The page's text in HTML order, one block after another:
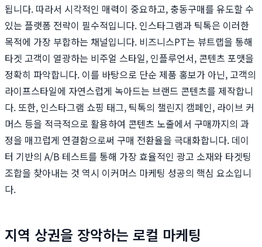
됩니다. 따라서 시각적인 매력이 중요하고, 충동구매를 유도할 수
있는 플랫폼 전략이 필수적입니다. 인스타그램과 틱톡은 이러한
목적에 가장 부합하는 채널입니다. 비즈니스PT는 뷰트랩을 통해
타겟 고객이 열광하는 비주얼 스타일, 인플루언서, 콘텐츠 포맷을
정확히 파악합니다. 이를 바탕으로 단순 제품 홍보가 아닌, 고객의
라이프스타일에 자연스럽게 녹아드는 브랜드 콘텐츠를 제작합니
다. 또한, 인스타그램 쇼핑 태그, 틱톡의 챌린지 캠페인, 라이브 커
머스 등을 적극적으로 활용하여 콘텐츠 노출에서 구매까지의 과
정을 매끄럽게 연결함으로써 구매 전환율을 극대화합니다. 데이
터 기반의 A/B 테스트를 통해 가장 효율적인 광고 소재와 타겟팅
조합을 찾아내는 것 역시 이커머스 마케팅 성공의 핵심 요소입니
다.
지역 상권을 장악하는 로컬 마케팅